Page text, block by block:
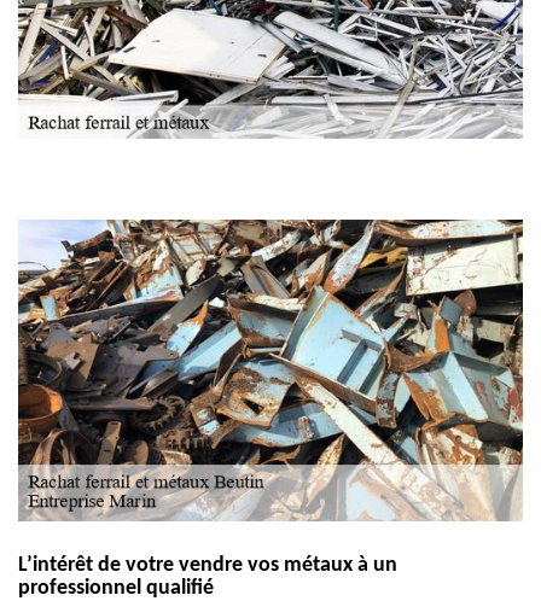
L’intérêt de votre vendre vos métaux à un
professionnel qualifié